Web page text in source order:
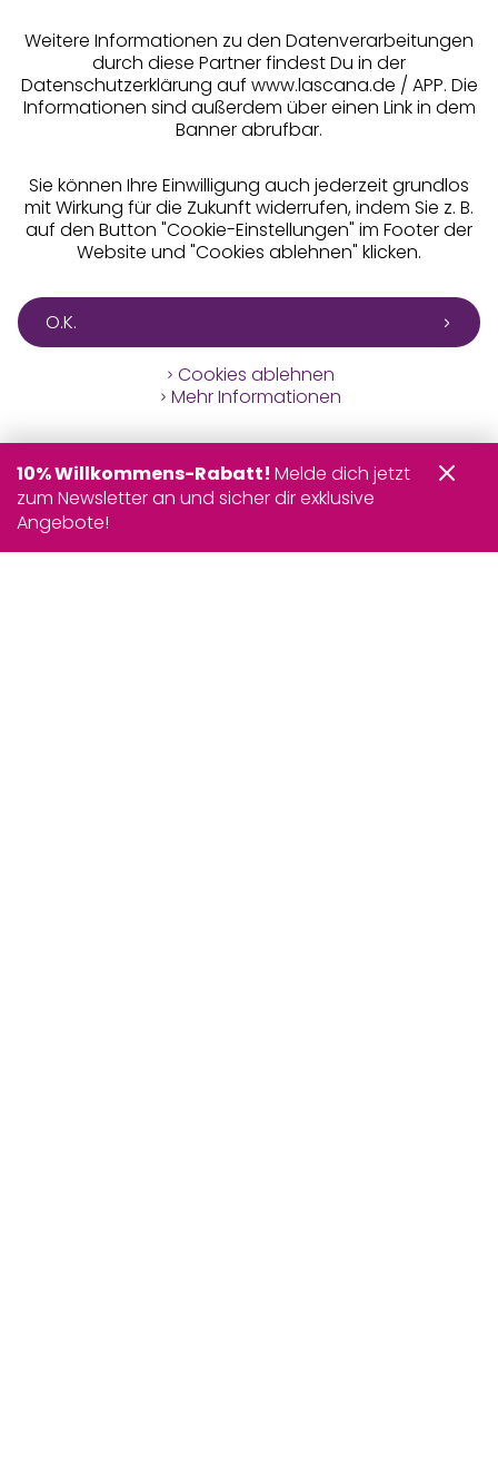
Weitere Informationen zu den Datenverarbeitungen
durch diese Partner findest Du in der
Datenschutzerklärung auf www.lascana.de / APP. Die
Informationen sind außerdem über einen Link in dem
Banner abrufbar.
Sie können Ihre Einwilligung auch jederzeit grundlos
mit Wirkung für die Zukunft widerrufen, indem Sie z. B.
auf den Button "Cookie-Einstellungen" im Footer der
Website und "Cookies ablehnen" klicken.
O.K.
Cookies ablehnen
Mehr Informationen
10% Willkommens-Rabatt! Melde dich jetzt
zum Newsletter an und sicher dir exklusive
Angebote!